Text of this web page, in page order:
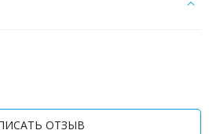
ОТЗЫВ